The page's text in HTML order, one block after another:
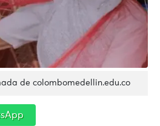
de colombomedellin.edu.co